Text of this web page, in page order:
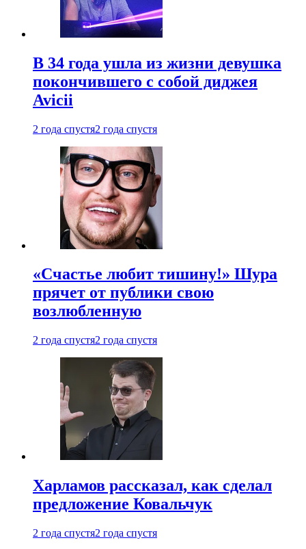
В 34 года ушла из жизни девушка
покончившего с собой диджея
Avicii
2 года спустя2 года спустя
«Счастье любит тишину!» Шура
прячет от публики свою
возлюбленную
2 года спустя2 года спустя
Харламов рассказал, как сделал
предложение Ковальчук
2 года спустя2 года спустя